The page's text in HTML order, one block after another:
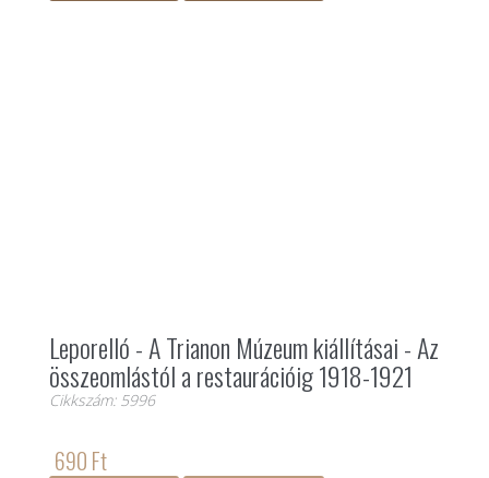
Leporelló - A Trianon Múzeum kiállításai - Az
összeomlástól a restaurációig 1918-1921
Cikkszám: 5996
690 Ft